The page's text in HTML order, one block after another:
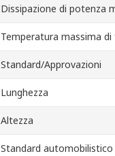
Dissipazione di potenza
Temperatura massima
Standard/Approvazioni
Lunghezza
Altezza
Standard automobilistico